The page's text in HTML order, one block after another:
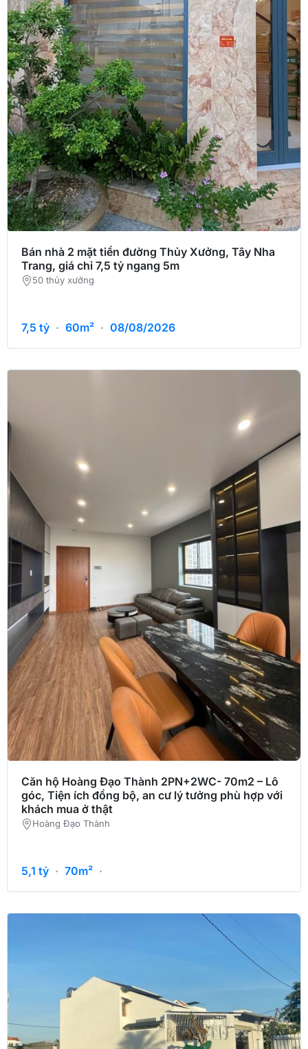
Bán nhà 2 mặt tiền đường Thủy Xưởng, Tây Nha
Trang, giá chỉ 7,5 tỷ ngang 5m
50 thủy xưởng
7,5 tỷ · 60m² · 08/08/2026
Căn hộ Hoàng Đạo Thành 2PN+2WC- 70m2 – Lô
góc, Tiện ích đồng bộ, an cư lý tưởng phù hợp với
khách mua ở thật
Hoàng Đạo Thành
5,1 tỷ · 70m² ·